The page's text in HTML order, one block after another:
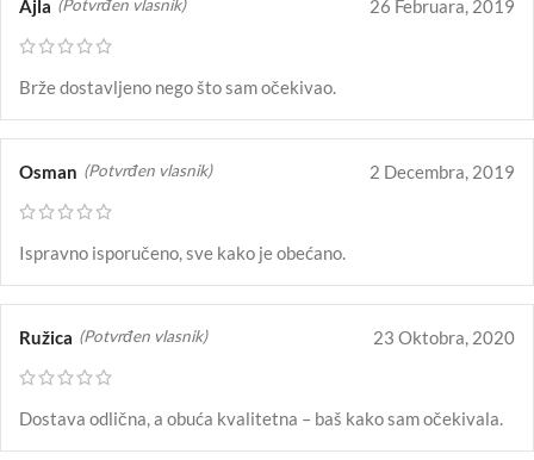
Ajla (Potvrđen vlasnik) 26 Februara, 2019
Brže dostavljeno nego što sam očekivao.
Osman (Potvrđen vlasnik) 2 Decembra, 2019
Ispravno isporučeno, sve kako je obećano.
Ružica (Potvrđen vlasnik) 23 Oktobra, 2020
Dostava odlična, a obuća kvalitetna – baš kako sam očekivala.